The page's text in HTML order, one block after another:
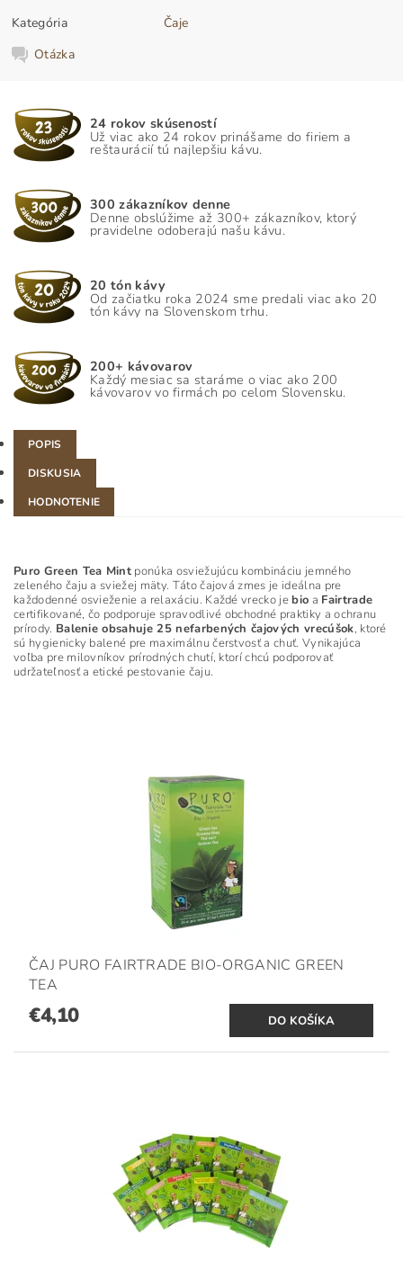
Kategória
Čaje
Otázka
24 rokov skúseností
Už viac ako 24 rokov prinášame do firiem a
reštaurácií tú najlepšiu kávu.
300 zákazníkov denne
Denne obslúžime až 300+ zákazníkov, ktorý
pravidelne odoberajú našu kávu.
20 tón kávy
Od začiatku roka 2024 sme predali viac ako 20
tón kávy na Slovenskom trhu.
200+ kávovarov
Každý mesiac sa staráme o viac ako 200
kávovarov vo firmách po celom Slovensku.
POPIS
DISKUSIA
HODNOTENIE
Puro Green Tea Mint ponúka osviežujúcu kombináciu jemného
zeleného čaju a sviežej mäty. Táto čajová zmes je ideálna pre
každodenné osvieženie a relaxáciu. Každé vrecko jebio a Fairtrade
certifikované, čo podporuje spravodlivé obchodné praktiky a ochranu
prírody. Balenie obsahuje 25 nefarbených čajových vrecúšok, ktoré
sú hygienicky balené pre maximálnu čerstvosť a chuť. Vynikajúca
voľba pre milovníkov prírodných chutí, ktorí chcú podporovať
udržateľnosť a etické pestovanie čaju.
ČAJ PURO FAIRTRADE BIO-ORGANIC GREEN
TEA
€4,10